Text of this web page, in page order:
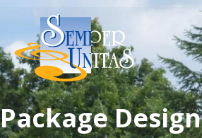
Package Design